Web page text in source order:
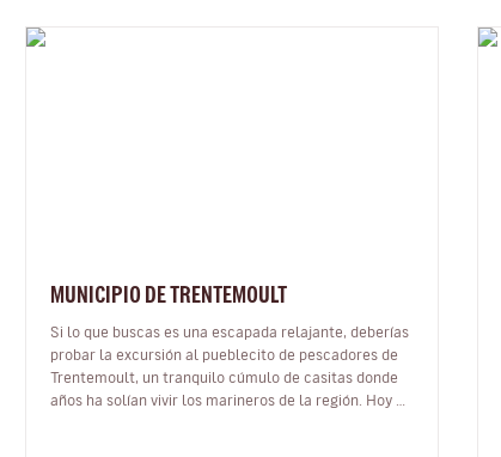
MUNICIPIO DE TRENTEMOULT
Si lo que buscas es una escapada relajante, deberías
probar la excursión al pueblecito de pescadores de
Trentemoult, un tranquilo cúmulo de casitas donde
años ha solían vivir los marineros de la región. Hoy en